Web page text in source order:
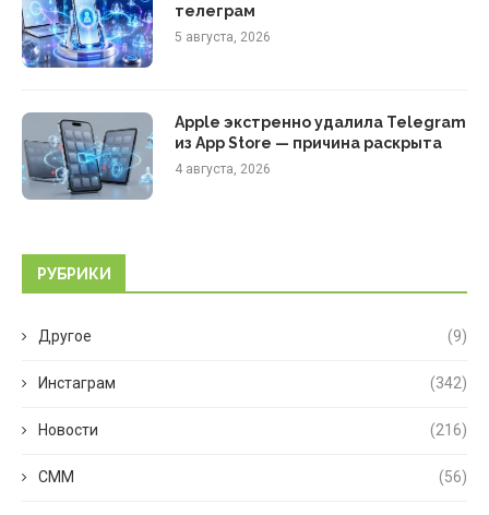
телеграм
5 августа, 2026
Apple экстренно удалила Telegram
из App Store — причина раскрыта
4 августа, 2026
РУБРИКИ
Другое (9)
Инстаграм (342)
Новости (216)
СММ (56)